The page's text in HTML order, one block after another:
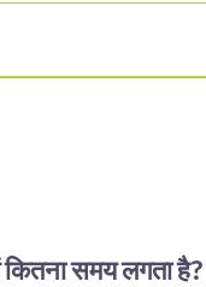
समय लगता है?